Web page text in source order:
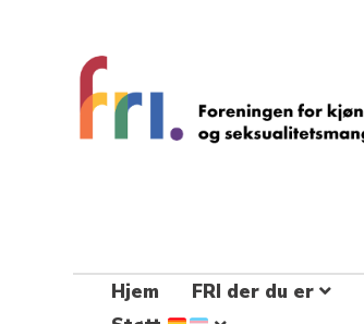
Hjem FRI der du er